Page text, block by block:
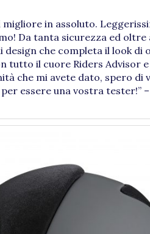
migliore in assoluto.
Da tanta sicurezza ed oltre
che completa il look di
tutto il cuore Riders Advisor
che mi avete dato, spero di
essere una vostra tester!” –